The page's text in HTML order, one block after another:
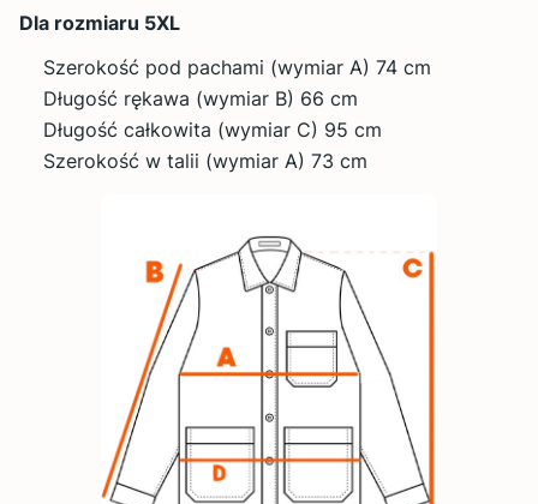
Dla rozmiaru 5XL
Szerokość pod pachami (wymiar A) 74 cm
Długość rękawa (wymiar B) 66 cm
Długość całkowita (wymiar C) 95 cm
Szerokość w talii (wymiar A) 73 cm